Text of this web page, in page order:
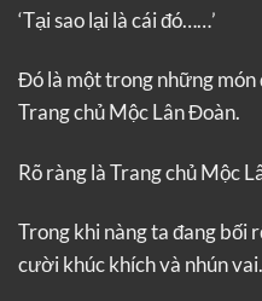
‘Tại sao lại là cái đó……’
Đó là một trong những
Trang chủ Mộc Lân Đoàn.
Rõ ràng là Trang chủ Mộc
Trong khi nàng ta đang bối
cười khúc khích và nhún vai.